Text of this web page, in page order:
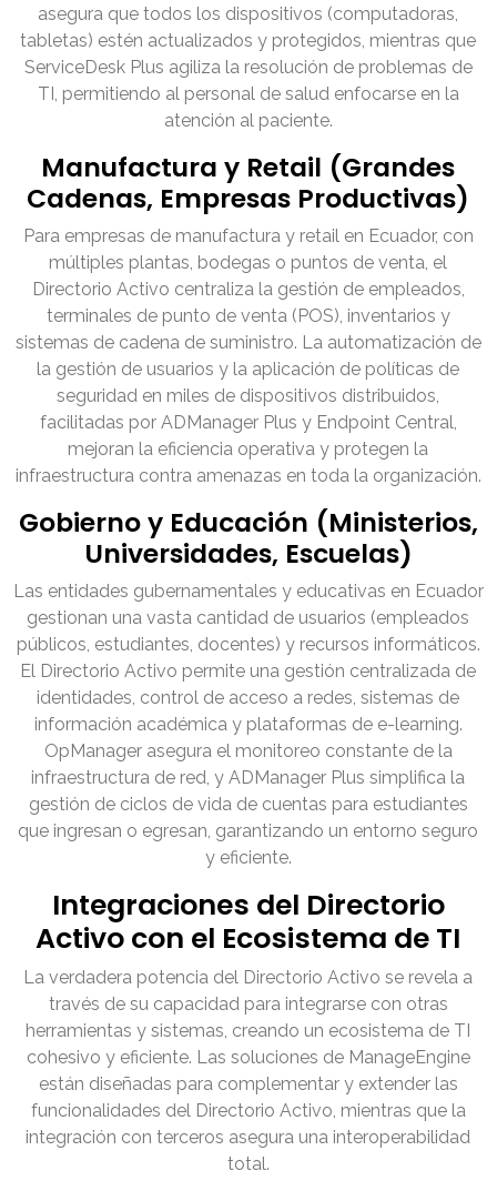
asegura que todos los dispositivos (computadoras,
tabletas) estén actualizados y protegidos, mientras que
ServiceDesk Plus agiliza la resolución de problemas de
TI, permitiendo al personal de salud enfocarse en la
atención al paciente.
Manufactura y Retail (Grandes
Cadenas, Empresas Productivas)
Para empresas de manufactura y retail en Ecuador, con
múltiples plantas, bodegas o puntos de venta, el
Directorio Activo centraliza la gestión de empleados,
terminales de punto de venta (POS), inventarios y
sistemas de cadena de suministro. La automatización de
la gestión de usuarios y la aplicación de políticas de
seguridad en miles de dispositivos distribuidos,
facilitadas por ADManager Plus y Endpoint Central,
mejoran la eficiencia operativa y protegen la
infraestructura contra amenazas en toda la organización.
Gobierno y Educación (Ministerios,
Universidades, Escuelas)
Las entidades gubernamentales y educativas en Ecuador
gestionan una vasta cantidad de usuarios (empleados
públicos, estudiantes, docentes) y recursos informáticos.
El Directorio Activo permite una gestión centralizada de
identidades, control de acceso a redes, sistemas de
información académica y plataformas de e-learning.
OpManager asegura el monitoreo constante de la
infraestructura de red, y ADManager Plus simplifica la
gestión de ciclos de vida de cuentas para estudiantes
que ingresan o egresan, garantizando un entorno seguro
y eficiente.
Integraciones del Directorio
Activo con el Ecosistema de TI
La verdadera potencia del Directorio Activo se revela a
través de su capacidad para integrarse con otras
herramientas y sistemas, creando un ecosistema de TI
cohesivo y eficiente. Las soluciones de ManageEngine
están diseñadas para complementar y extender las
funcionalidades del Directorio Activo, mientras que la
integración con terceros asegura una interoperabilidad
total.